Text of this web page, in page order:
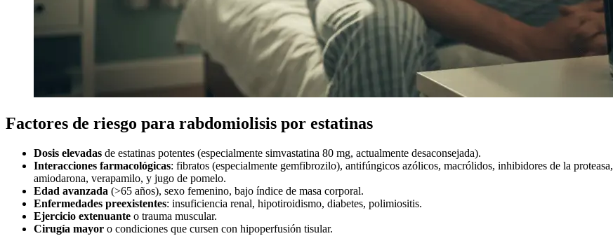
Factores de riesgo para rabdomiolisis por estatinas
Dosis elevadas de estatinas potentes (especialmente simvastatina 80 mg, actualmente desaconsejada).
Interacciones farmacológicas: fibratos (especialmente gemfibrozilo), antifúngicos azólicos, macrólidos, inhibidores de la proteasa,
amiodarona, verapamilo, y jugo de pomelo.
Edad avanzada (>65 años), sexo femenino, bajo índice de masa corporal.
Enfermedades preexistentes: insuficiencia renal, hipotiroidismo, diabetes, polimiositis.
Ejercicio extenuante o trauma muscular.
Cirugía mayor o condiciones que cursen con hipoperfusión tisular.